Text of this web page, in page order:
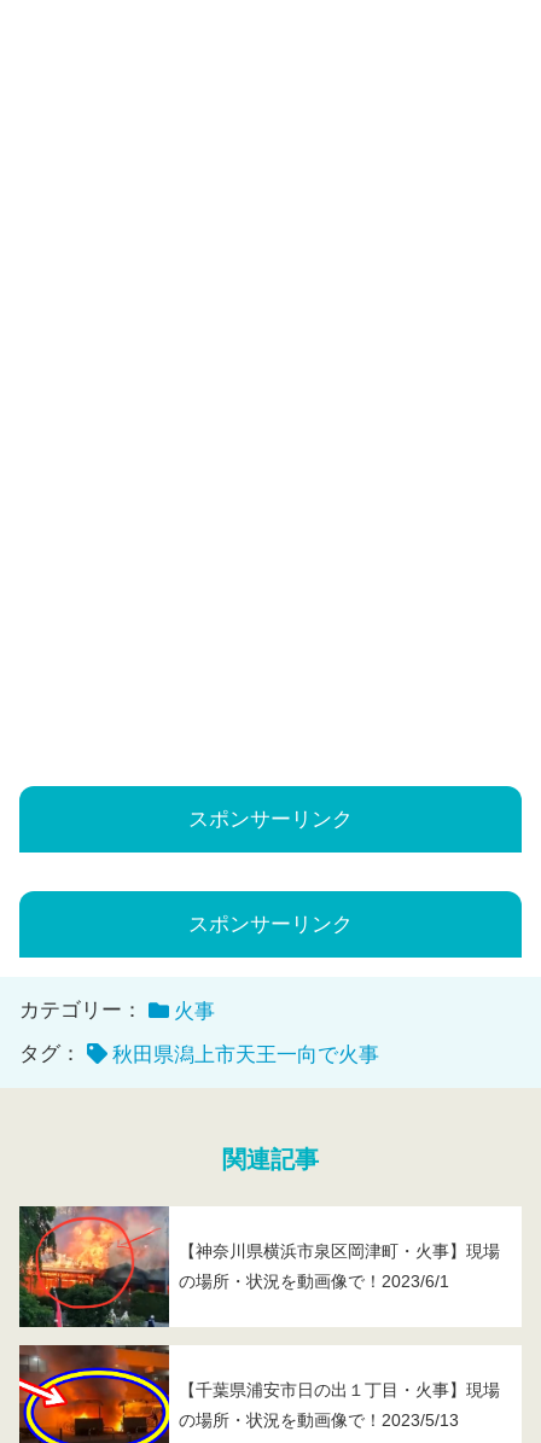
スポンサーリンク
スポンサーリンク
カテゴリー：
火事
タグ：
秋田県潟上市天王一向で火事
関連記事
【神奈川県横浜市泉区岡津町・火事】現場
の場所・状況を動画像で！2023/6/1
【千葉県浦安市日の出１丁目・火事】現場
の場所・状況を動画像で！2023/5/13